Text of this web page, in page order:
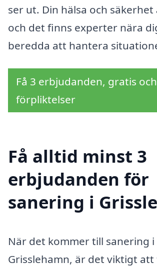
ser ut. Din hälsa och
och det finns experter nära
beredda att hantera
Få 3 erbjudanden, gratis
förpliktelser
Få alltid minst 3
erbjudanden för
sanering i
När det kommer till sanering i
Grisslehamn, är det viktigt att